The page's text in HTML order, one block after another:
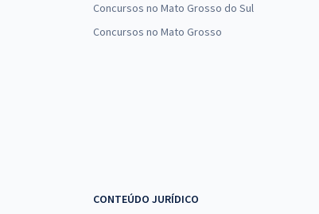
Concursos no Mato Grosso do Sul
Concursos no Mato Grosso
CONTEÚDO JURÍDICO